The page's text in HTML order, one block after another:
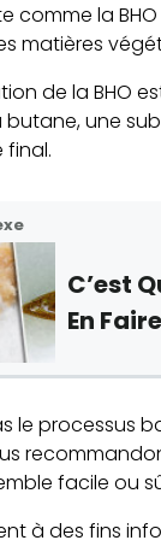
comme la
matières
de la BHO
une
C’est
En Faire
le processus
facile ou
à des fins